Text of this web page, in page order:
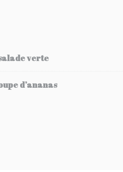
verte
d’ananas